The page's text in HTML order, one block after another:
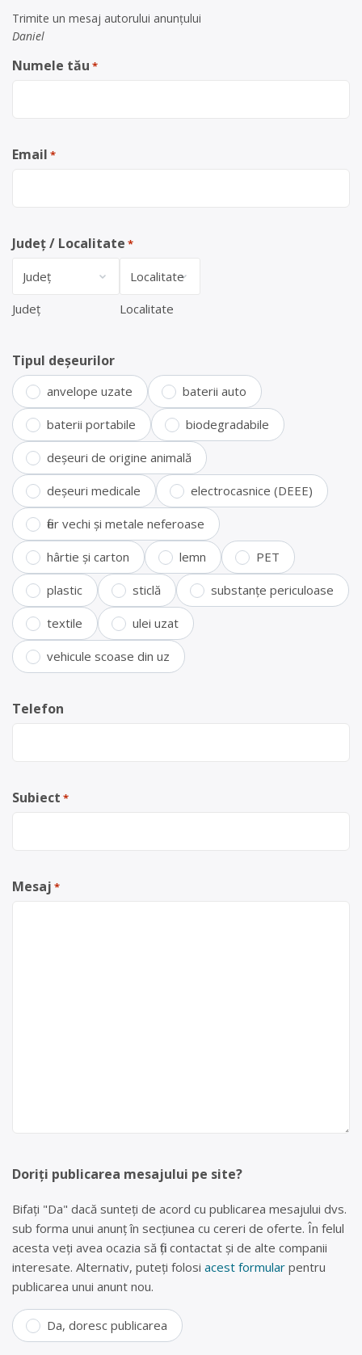
Trimite un mesaj autorului anunţului
Daniel
Numele tău *
Email *
Județ / Localitate *
Județ Localitate
Tipul deșeurilor
anvelope uzate baterii auto
baterii portabile biodegradabile
deșeuri de origine animală
deșeuri medicale electrocasnice (DEEE)
fier vechi și metale neferoase
hârtie și carton lemn PET
plastic sticlă substanțe periculoase
textile ulei uzat
vehicule scoase din uz
Telefon
Subiect *
Mesaj *
Doriți publicarea mesajului pe site?
Bifați "Da" dacă sunteți de acord cu publicarea mesajului dvs.
sub forma unui anunț în secțiunea cu cereri de oferte. În felul
acesta veți avea ocazia să fiți contactat și de alte companii
interesate. Alternativ, puteți folosi acest formular pentru
publicarea unui anunt nou.
Da, doresc publicarea